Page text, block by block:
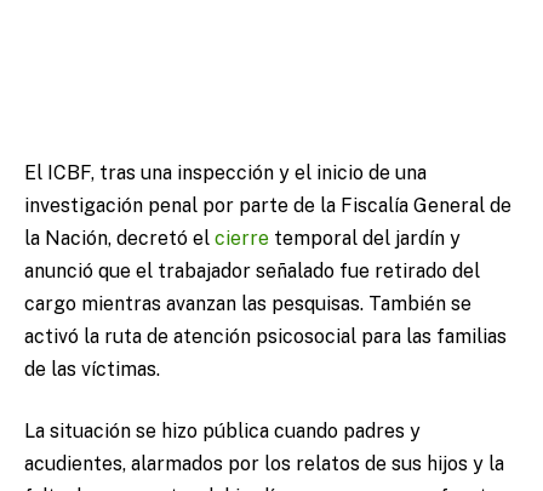
El ICBF, tras una inspección y el inicio de una
investigación penal por parte de la Fiscalía General de
la Nación, decretó el cierre temporal del jardín y
anunció que el trabajador señalado fue retirado del
cargo mientras avanzan las pesquisas. También se
activó la ruta de atención psicosocial para las familias
de las víctimas.
La situación se hizo pública cuando padres y
acudientes, alarmados por los relatos de sus hijos y la